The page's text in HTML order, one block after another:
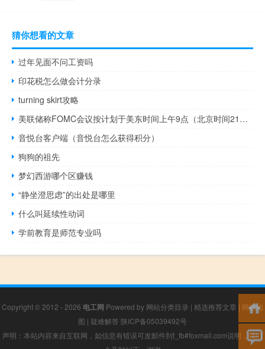
猜你想看的文章
过年见面不问工资吗
印花税怎么做会计分录
turning skirt攻略
美联储称FOMC会议按计划于美东时间上午9点（北京时间21点）恢复会议
音悦台客户端（音悦台怎么获得积分）
狗狗的祖先
梦幻西游哪个区赚钱
“静坐澄思虑”的出处是哪里
什么叫延续性动词
学前教育是师范专业吗
Copyright © 2012 - 2026 电工网 Powered by 网站分类目录 | 精选推荐文章 | 网站地
图 | 疑难解答 陕ICP备05039492号
声明：本站内容来自互联网，如信息有错误可发邮件到f_fb#foxmail.com说明，我们